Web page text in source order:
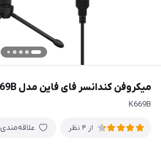
میکروفن کندانسر فای فاین مدل K669B
K669B
از 4 نظر علاقه‌مندی